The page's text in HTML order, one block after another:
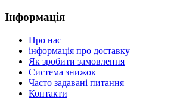
Інформація
Про нас
інформація про доставку
Як зробити замовлення
Система знижок
Часто задавані питання
Контакти